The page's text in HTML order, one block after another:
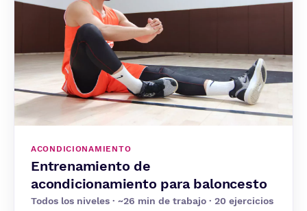
ACONDICIONAMIENTO
Entrenamiento de
acondicionamiento para baloncesto
Todos los niveles · ~26 min de trabajo · 20 ejercicios